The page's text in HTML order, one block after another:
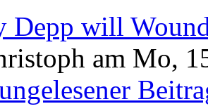
Depp will
am Mo,